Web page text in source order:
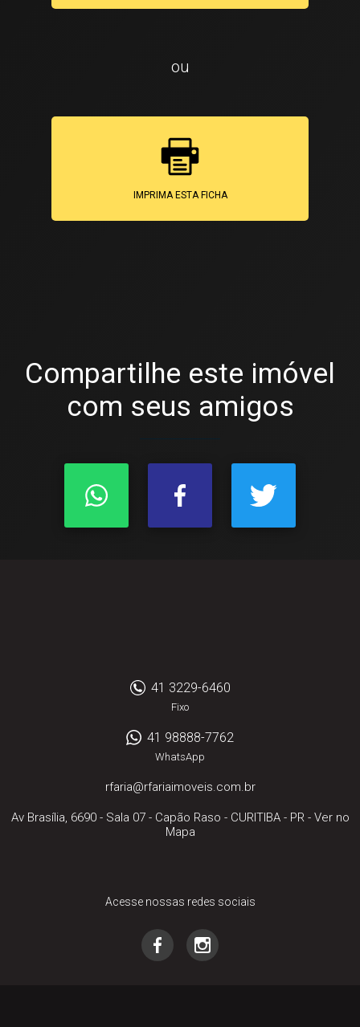
ou
IMPRIMA ESTA FICHA
Compartilhe este imóvel
com seus amigos
41 3229-6460
Fixo
41 98888-7762
WhatsApp
rfaria@rfariaimoveis.com.br
Av Brasília, 6690 - Sala 07- Capão Raso - CURITIBA- PR- Ver no
Mapa
Acesse nossas redes sociais